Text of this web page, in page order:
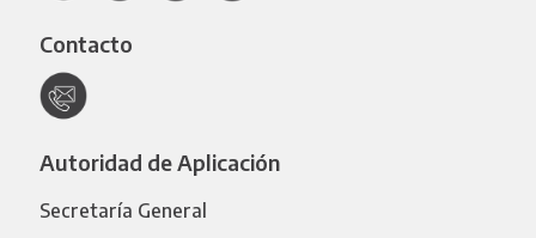
Contacto
Autoridad de Aplicación
Secretaría General